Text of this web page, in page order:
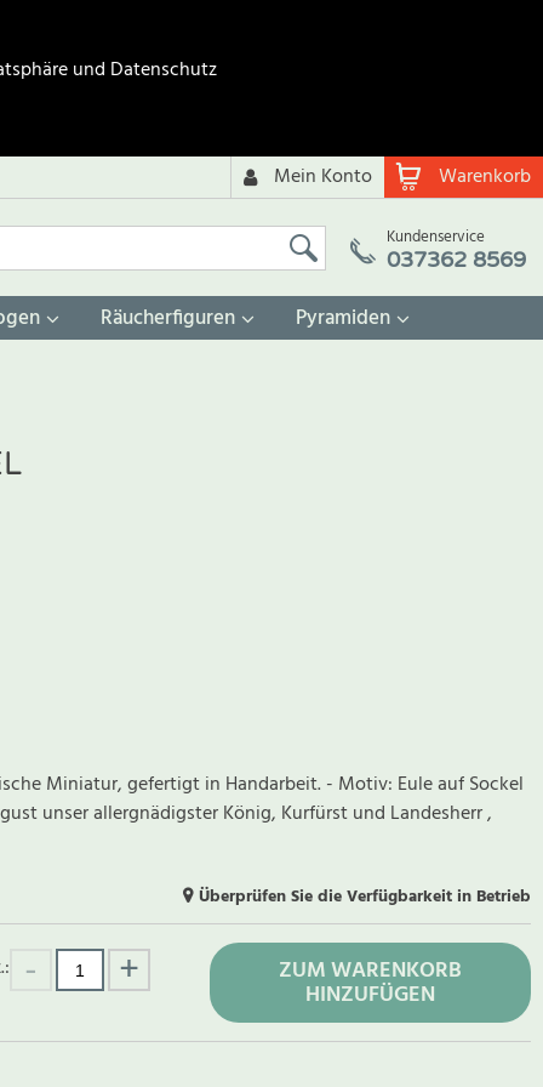
und Datenschutz
Warenkorb
Mein Konto
Kundenservice
037362 8569
Räucherfiguren Pyramiden
Miniatur, gefertigt in Handarbeit. - Motiv: Eule auf Sockel
unser allergnädigster König, Kurfürst und Landesherr ,
Überprüfen Sie die Verfügbarkeit in Betrieb
ZUM WARENKORB
HINZUFÜGEN